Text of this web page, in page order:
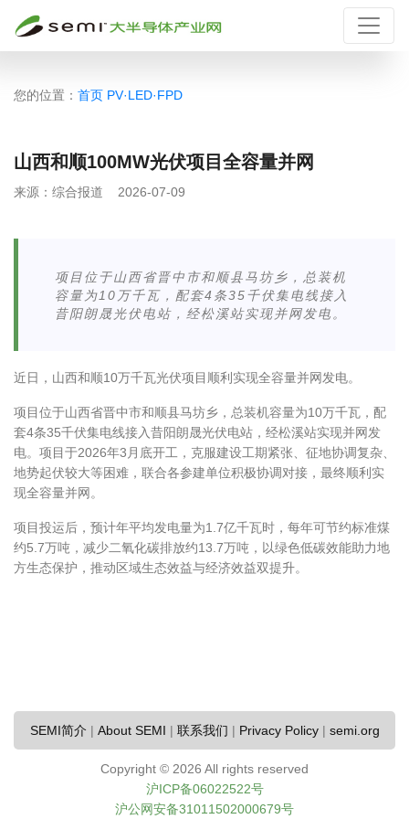
您的位置： 首页 PV·LED·FPD
山西和顺100MW光伏项目全容量并网
来源： 综合报道 2026-07-09
项目位于山西省晋中市和顺县马坊乡，总装机
容量为10万千瓦，配套4条35千伏集电线接入
昔阳朗晟光伏电站，经松溪站实现并网发电。
近日，山西和顺10万千瓦光伏项目顺利实现全容量并网发电。
项目位于山西省晋中市和顺县马坊乡，总装机容量为10万千瓦，配
套4条35千伏集电线接入昔阳朗晟光伏电站，经松溪站实现并网发
电。项目于2026年3月底开工，克服建设工期紧张、征地协调复杂、
地势起伏较大等困难，联合各参建单位积极协调对接，最终顺利实
现全容量并网。
项目投运后，预计年平均发电量为1.7亿千瓦时，每年可节约标准煤
约5.7万吨，减少二氧化碳排放约13.7万吨，以绿色低碳效能助力地
方生态保护，推动区域生态效益与经济效益双提升。
SEMI简介 | About SEMI | 联系我们 | Privacy Policy| semi.org
Copyright © 2026 All rights reserved
沪ICP备06022522号
沪公网安备31011502000679号